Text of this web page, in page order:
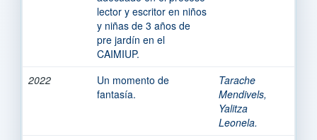
lector y escritor en niños
y niñas de 3 años de
pre jardín en el
CAIMIUP.
2022
Un momento de
fantasía.
Tarache
Mendivels,
Yalitza
Leonela.